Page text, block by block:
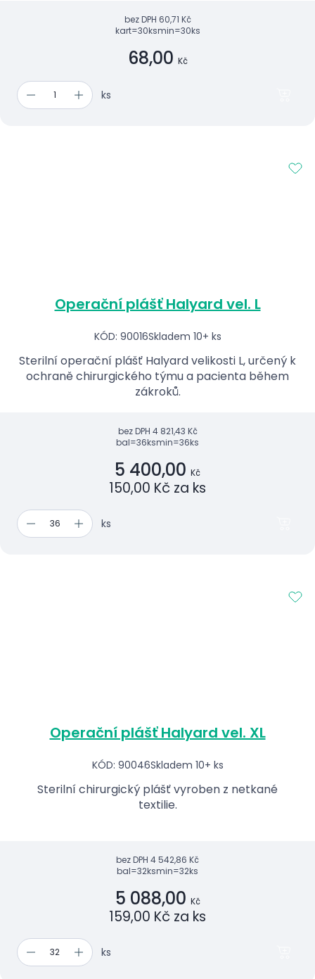
bez DPH 60,71 Kč
kart=30ksmin=30ks
68,00 Kč
ks
Operační plášť Halyard vel. L
KÓD: 90016Skladem 10+ ks
Sterilní operační plášť Halyard velikosti L, určený k
ochraně chirurgického týmu a pacienta během
zákroků.
bez DPH 4 821,43 Kč
bal=36ksmin=36ks
5 400,00 Kč
150,00 Kč za ks
ks
Operační plášť Halyard vel. XL
KÓD: 90046Skladem 10+ ks
Sterilní chirurgický plášť vyroben z netkané
textilie.
bez DPH 4 542,86 Kč
bal=32ksmin=32ks
5 088,00 Kč
159,00 Kč za ks
ks